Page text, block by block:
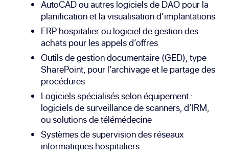
AutoCAD ou autres logiciels de DAO pour la
planification et la visualisation d’implantations
ERP hospitalier ou logiciel de gestion des
achats pour les appels d’offres
Outils de gestion documentaire (GED), type
SharePoint, pour l’archivage et le partage des
procédures
Logiciels spécialisés selon équipement :
logiciels de surveillance de scanners, d’IRM,
ou solutions de télémédecine
Systèmes de supervision des réseaux
informatiques hospitaliers